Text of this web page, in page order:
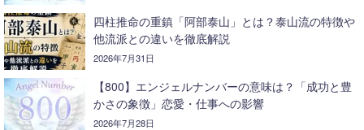
四柱推命の重鎮「阿部泰山」とは？泰山流の特徴や
他流派との違いを徹底解説
2026年7月31日
【800】エンジェルナンバーの意味は？「成功と豊
かさの象徴」恋愛・仕事への影響
2026年7月28日